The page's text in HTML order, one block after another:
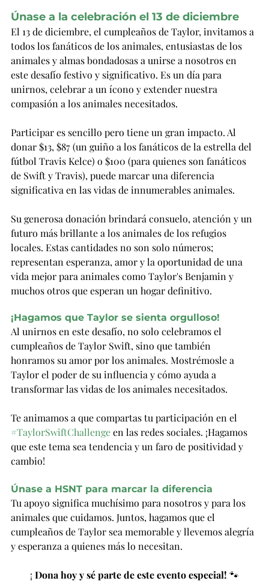
Únase a la celebración el 13 de diciembre
El 13 de diciembre, el cumpleaños de Taylor, invitamos a
todos los fanáticos de los animales, entusiastas de los
animales y almas bondadosas a unirse a nosotros en
este desafío festivo y significativo. Es un día para
unirnos, celebrar a un ícono y extender nuestra
compasión a los animales necesitados.
Participar es sencillo pero tiene un gran impacto. Al
donar $13, $87 (un guiño a los fanáticos de la estrella del
fútbol Travis Kelce) o $100 (para quienes son fanáticos
de Swift y Travis), puede marcar una diferencia
significativa en las vidas de innumerables animales.
Su generosa donación brindará consuelo, atención y un
futuro más brillante a los animales de los refugios
locales. Estas cantidades no son solo números;
representan esperanza, amor y la oportunidad de una
vida mejor para animales como Taylor's Benjamin y
muchos otros que esperan un hogar definitivo.
¡Hagamos que Taylor se sienta orgulloso!
Al unirnos en este desafío, no solo celebramos el
cumpleaños de Taylor Swift, sino que también
honramos su amor por los animales. Mostrémosle a
Taylor el poder de su influencia y cómo ayuda a
transformar las vidas de los animales necesitados.
Te animamos a que compartas tu participación en el
#TaylorSwiftChallenge en las redes sociales. ¡Hagamos
que este tema sea tendencia y un faro de positividad y
cambio!
Únase a HSNT para marcar la diferencia
Tu apoyo significa muchísimo para nosotros y para los
animales que cuidamos. Juntos, hagamos que el
cumpleaños de Taylor sea memorable y llevemos alegría
y esperanza a quienes más lo necesitan.
¡ Dona hoy y sé parte de este evento especial! 🐾